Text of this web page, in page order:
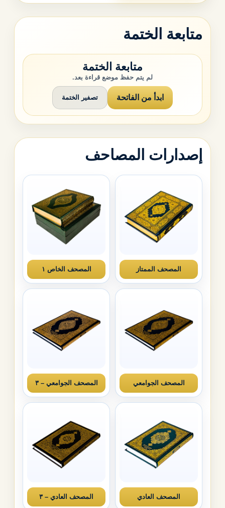
متابعة الختمة
متابعة الختمة
لم يتم حفظ موضع قراءة بعد.
ابدأ من الفاتحة تصفير الختمة
إصدارات المصاحف
المصحف الممتاز المصحف الخاص ١
المصحف الجوامعي المصحف الجوامعي – ٣
المصحف العادي المصحف العادي – ٣